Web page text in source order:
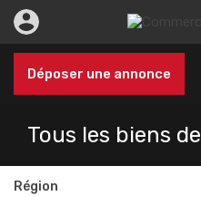
Déposer une annonce
Tous les biens de
Région